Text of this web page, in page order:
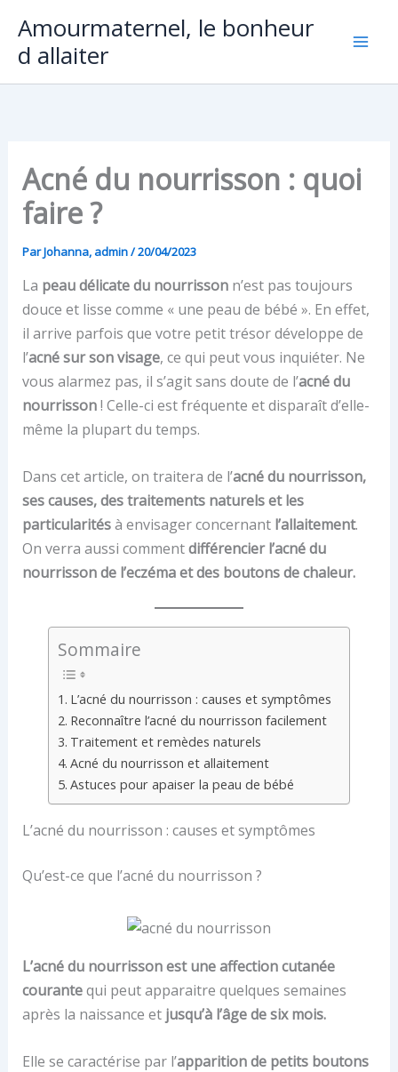
contenu
Amourmaternel, le bonheur
d allaiter
Acné du nourrisson : quoi
faire ?
ParJohanna, admin/20/04/2023
La peau délicate du nourrissonn’est pas toujours
douce et lisse comme « une peau de bébé ». En effet,
il arrive parfois que votre petit trésor développe de
l’acné sur son visage, ce qui peut vous inquiéter. Ne
vous alarmez pas, il s’agit sans doute de l’acné du
nourrisson! Celle-ci est fréquente et disparaît d’elle-
même la plupart du temps.
Dans cet article, on traitera de l’acné du nourrisson,
ses causes, des traitements naturels et les
particularitésà envisager concernant l’allaitement.
On verra aussi commentdifférencier l’acné du
nourrisson de l’eczéma et des boutons de chaleur.
Sommaire
L’acné du nourrisson : causes et symptômes
Reconnaître l’acné du nourrisson facilement
Traitement et remèdes naturels
Acné du nourrisson et allaitement
Astuces pour apaiser la peau de bébé
L’acné du nourrisson : causes et symptômes
Qu’est-ce que l’acné du nourrisson ?
L’acné du nourrisson est une affection cutanée
courantequi peut apparaitre quelques semaines
après la naissance etjusqu’à l’âge de six mois.
Elle se caractérise par l’apparition de petits boutons